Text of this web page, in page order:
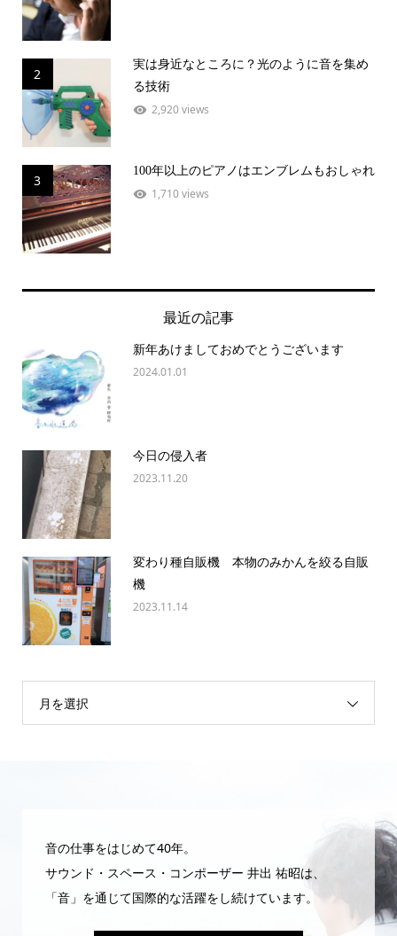
2
実は身近なところに？光のように音を集め
る技術
2,920 views
3
100年以上のピアノはエンブレムもおしゃれ
1,710 views
最近の記事
新年あけましておめでとうございます
2024.01.01
今日の侵入者
2023.11.20
変わり種自販機 本物のみかんを絞る自販
機
2023.11.14
月を選択
音の仕事をはじめて40年。
サウンド・スペース・コンポーザー 井出 祐昭は、
「音」を通じて国際的な活躍をし続けています。